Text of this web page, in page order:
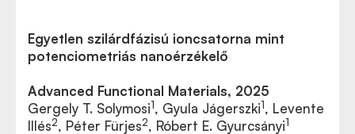
Egyetlen szilárdfázisú ioncsatorna mint
potenciometriás nanoérzékelő
Advanced Functional Materials, 2025
Gergely T. Solymosi1, Gyula Jágerszki1, Levente
Illés2, Péter Fürjes2, Róbert E. Gyurcsányi1